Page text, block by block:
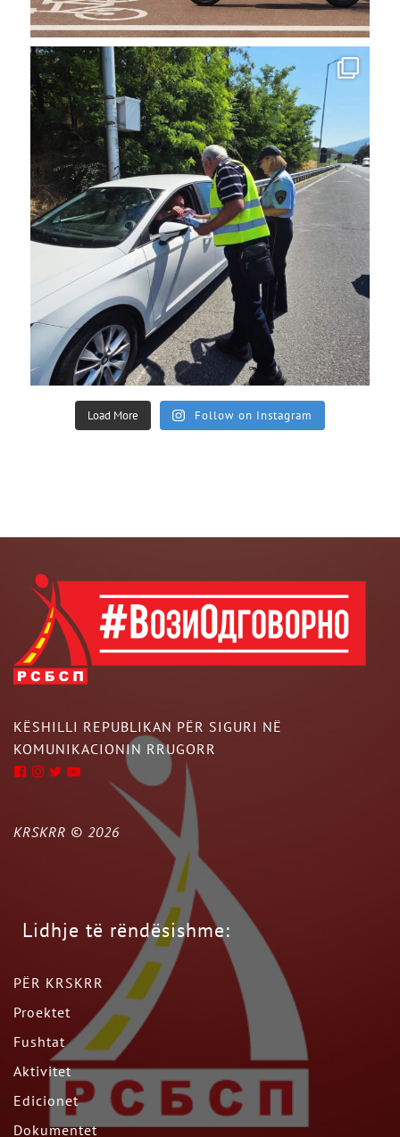
Load More Follow on Instagram
KËSHILLI REPUBLIKAN PËR SIGURI NË
KOMUNIKACIONIN RRUGORR
KRSKRR © 2026
Lidhje të rëndësishme:
PËR KRSKRR
Proektet
Fushtat
Aktivitet
Edicionet
Dokumentet